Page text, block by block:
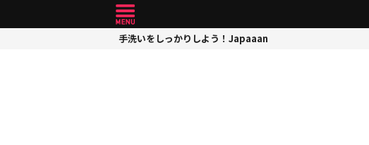
手洗いをしっかりしよう！Japaaan